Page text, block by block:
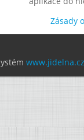
Zásady
www.jidelna.cz